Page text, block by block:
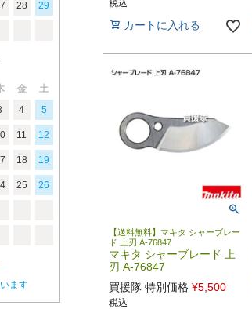
28 29
金
土
4 5
11 12
18 19
25 26
ます
税込
カートに入れる
【送料無料】マキタ シャーブレー
ド 上刃 A-76847
マキタ シャーブレード 上
刃 A-76847
買援隊 特別価格 ¥5,500
税込